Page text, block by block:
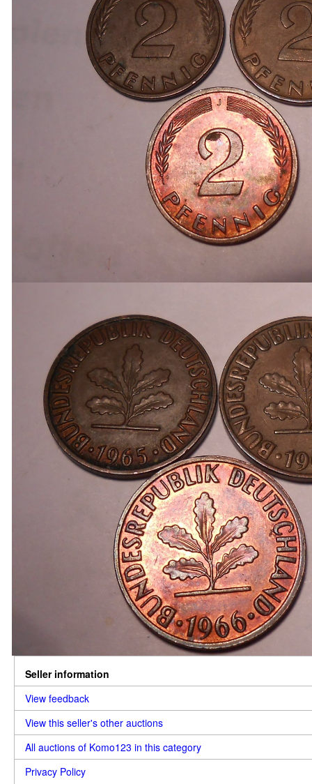
Seller information
View feedback
View this seller's other auctions
All auctions of Komo123 in this category
Privacy Policy